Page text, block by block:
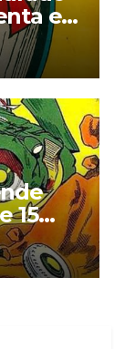
en
15